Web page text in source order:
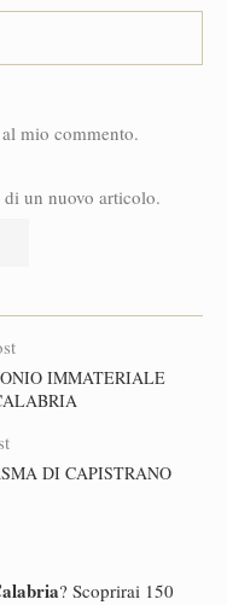
mio commento.
un nuovo articolo.
IMMATERIALE
DI CAPISTRANO
? Scoprirai 150